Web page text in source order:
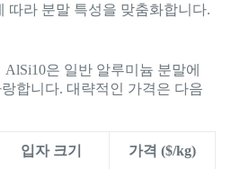
따라 분말 특성을 맞춤화합니다.
은 일반 알루미늄 분말에
합니다. 대략적인 가격은 다음
입자 크기 가격 ($/kg)